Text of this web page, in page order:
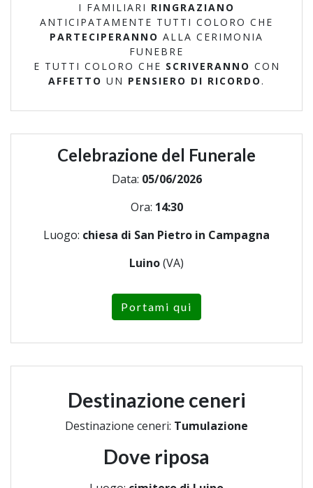
I FAMILIARI RINGRAZIANO
ANTICIPATAMENTE TUTTI COLORO CHE
PARTECIPERANNO ALLA CERIMONIA
FUNEBRE
E TUTTI COLORO CHE SCRIVERANNO CON
AFFETTO UN PENSIERO DI RICORDO .
Celebrazione del Funerale
Data: 05/06/2026
Ora: 14:30
Luogo: chiesa di San Pietro in Campagna
Luino(VA)
Portami qui
Destinazione ceneri
Destinazione ceneri: Tumulazione
Dove riposa